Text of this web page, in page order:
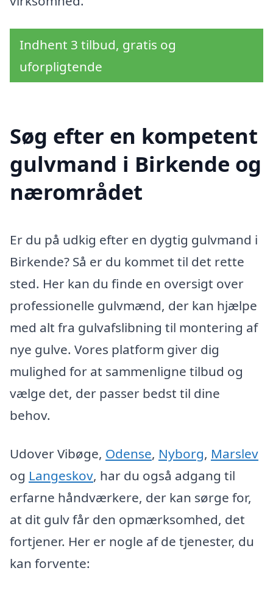
Indhent 3 tilbud, gratis og
uforpligtende
Søg efter en kompetent
gulvmand i Birkende og
nærområdet
Er du på udkig efter en dygtig gulvmand i
Birkende? Så er du kommet til det rette
sted. Her kan du finde en oversigt over
professionelle gulvmænd, der kan hjælpe
med alt fra gulvafslibning til montering af
nye gulve. Vores platform giver dig
mulighed for at sammenligne tilbud og
vælge det, der passer bedst til dine
behov.
Udover Vibøge, Odense, Nyborg, Marslev
og Langeskov, har du også adgang til
erfarne håndværkere, der kan sørge for,
at dit gulv får den opmærksomhed, det
fortjener. Her er nogle af de tjenester, du
kan forvente: